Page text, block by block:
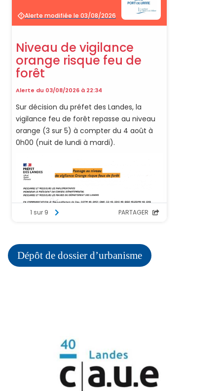
Dépôt de dossier d’urbanisme